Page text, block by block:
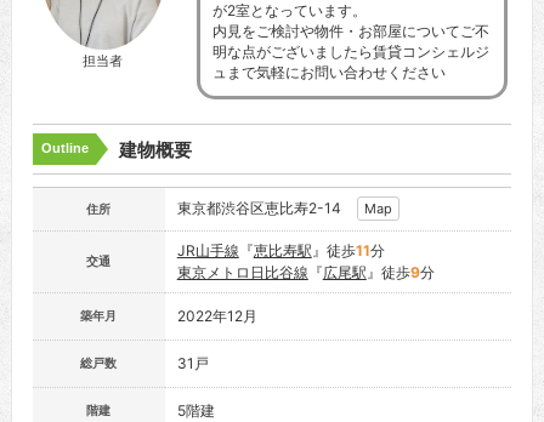
担当者
が2室となっています。
内見をご検討や物件・お部屋についてご不
明な点がございましたら賃貸コンシェルジ
ュまで気軽にお問い合わせください
Outline 建物概要
住所 東京都渋谷区恵比寿2-14 Map
交通
JR山手線 『恵比寿駅』徒歩11分
東京メトロ日比谷線 『広尾駅』徒歩9分
築年月 2022年12月
総戸数 31戸
階建 5階建